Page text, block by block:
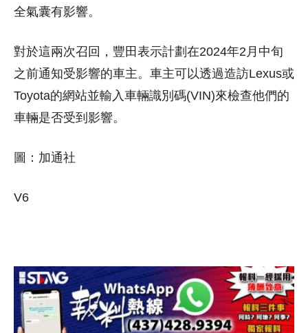
全氣囊有影響。
對於這兩次召回，豐田表示計劃在2024年2月中旬
之前通知受影響的車主。車主可以透過造訪Lexus或
Toyota的網站並輸入車輛識別碼(VIN)來檢查他們的
車輛是否受到影響。
圖：加通社
V6